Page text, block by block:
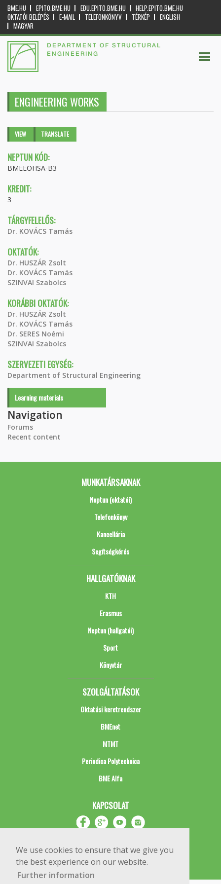
We use cookies to ensure that we give you
the best experience on our website.
Further information
BME.HU EPITO.BME.HU EDU.EPITO.BME.HU
HELP.EPITO.BME.HU
OKTATÓI BELÉPÉS
E-MAIL TELEFONKÖNYV TÉRKÉP
ENGLISH
MAGYAR
DEPARTMENT OF STRUCTURAL
ENGINEERING
ENGINEERING WORKS
Primary tabs
VIEW (ACTIVETRANSLATE
NEPTUN KÓD:
BMEEOHSA-B3
KREDIT:
3
TÁRGYFELELŐS:
Dr. KOVÁCS Tamás
OKTATÓK:
Dr. HUSZÁR Zsolt
Dr. KOVÁCS Tamás
SZINVAI Szabolcs
KORÁBBI OKTATÓK:
Dr. HUSZÁR Zsolt
Dr. KOVÁCS Tamás
Dr. SERES Noémi
SZINVAI Szabolcs
SZERVEZETI EGYSÉG:
Department of Structural Engineering
Learning materials
Navigation
Forums
Recent content
MUNKATÁRSAKNAK
Neptun (oktatói)
Telefonkönyv
Kancellária
Segítségkérés
HALLGATÓKNAK
KTH
Erasmus
Neptun (hallgatói)
Sport
Könyvtár
SZOLGÁLTATÁSOK
Oktatási keretrendszer
BMEnet
MTMT
Periodica Polytechnica
BME Alfa
KAPCSOLAT